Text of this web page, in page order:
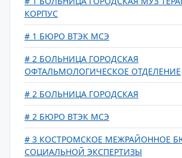
КОРПУС
# 1 БЮРО ВТЭК МСЭ
# 2 БОЛЬНИЦА ГОРОДСКАЯ
ОФТАЛЬМОЛОГИЧЕСКОЕ ОТДЕЛЕНИЕ
# 2 БОЛЬНИЦА ГОРОДСКАЯ
# 2 БЮРО ВТЭК МСЭ
# 3 КОСТРОМСКОЕ МЕЖРАЙОННОЕ
СОЦИАЛЬНОЙ ЭКСПЕРТИЗЫ